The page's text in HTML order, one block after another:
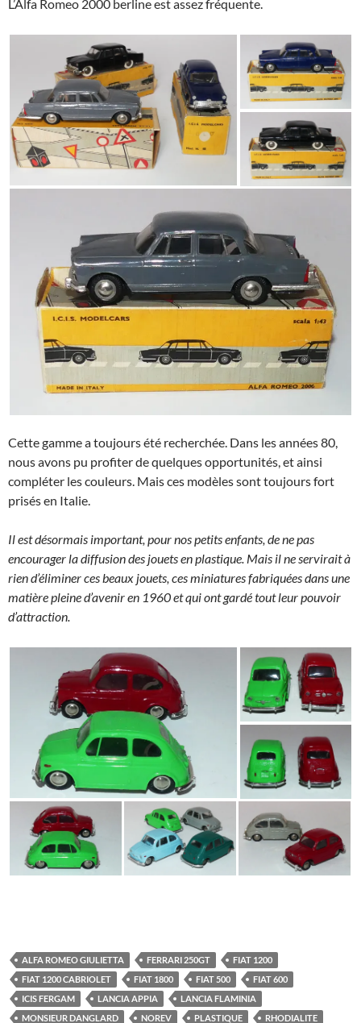
L’Alfa Romeo 2000 berline est assez fréquente.
Cette gamme a toujours été recherchée. Dans les années 80,
nous avons pu profiter de quelques opportunités, et ainsi
compléter les couleurs. Mais ces modèles sont toujours fort
prisés en Italie.
Il est désormais important, pour nos petits enfants, de ne pas
encourager la diffusion des jouets en plastique. Mais il ne servirait à
rien d’éliminer ces beaux jouets, ces miniatures fabriquées dans une
matière pleine d’avenir en 1960 et qui ont gardé tout leur pouvoir
d’attraction.
ALFA ROMEO GIULIETTA FERRARI 250GT
FIAT 1200
FIAT 1200 CABRIOLET
FIAT 1800 FIAT 500
FIAT 600
ICIS FERGAM
LANCIA APPIA
LANCIA FLAMINIA
MONSIEUR DANGLARD
NOREV PLASTIQUE
RHODIALITE